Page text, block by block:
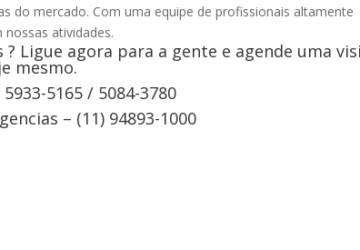
do mercado. Com uma equipe de profissionais altamente
atividades.
Ligue agora para a gente e agende uma
mesmo.
5165 / 5084-3780
– (11) 94893-1000